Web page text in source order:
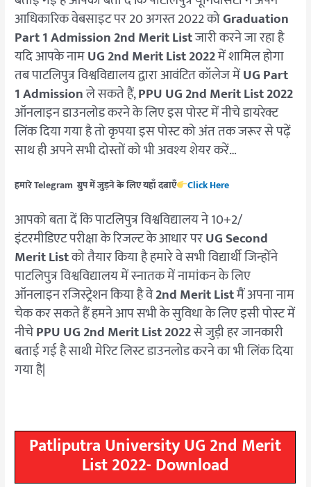
आधिकारिक वेबसाइट पर 20 अगस्त 2022 कोGraduation
Part 1 Admission 2nd Merit Listजारी करने जा रहा है
यदि आपके नामUG 2nd Merit List 2022में शामिल होगा
तब पाटलिपुत्र विश्वविद्यालय द्वारा आवंटित कॉलेज मेंUG Part
1 Admissionले सकते हैं,PPU UG 2nd Merit List 2022
ऑनलाइन डाउनलोड करने के लिए इस पोस्ट में नीचे डायरेक्ट
लिंक दिया गया है तो कृपया इस पोस्ट को अंत तक जरूर से पढ़ें
साथ ही अपने सभी दोस्तों को भी अवश्य शेयर करें…
हमारे Telegram ग्रुप में जुड़ने के लिए यहाँ दबाएँ Click Here
आपको बता दें कि पाटलिपुत्र विश्वविद्यालय ने 10+2/
इंटरमीडिएट परीक्षा के रिजल्ट के आधार परUG Second
Merit Listको तैयार किया है हमारे वे सभी विद्यार्थी जिन्होंने
पाटलिपुत्र विश्वविद्यालय में स्नातक में नामांकन के लिए
ऑनलाइन रजिस्ट्रेशन किया है वे2nd Merit Listमैं अपना नाम
चेक कर सकते हैं हमने आप सभी के सुविधा के लिए इसी पोस्ट में
नीचेPPU UG 2nd Merit List 2022से जुड़ी हर जानकारी
बताई गई है साथी मेरिट लिस्ट डाउनलोड करने का भी लिंक दिया
गया है|
Patliputra University UG 2nd Merit
List 2022- Download